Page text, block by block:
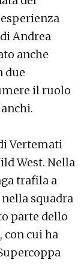
Andrea
anche
due
il ruolo
Vertemati
West. Nella
trafila a
squadra
parte dello
con cui ha